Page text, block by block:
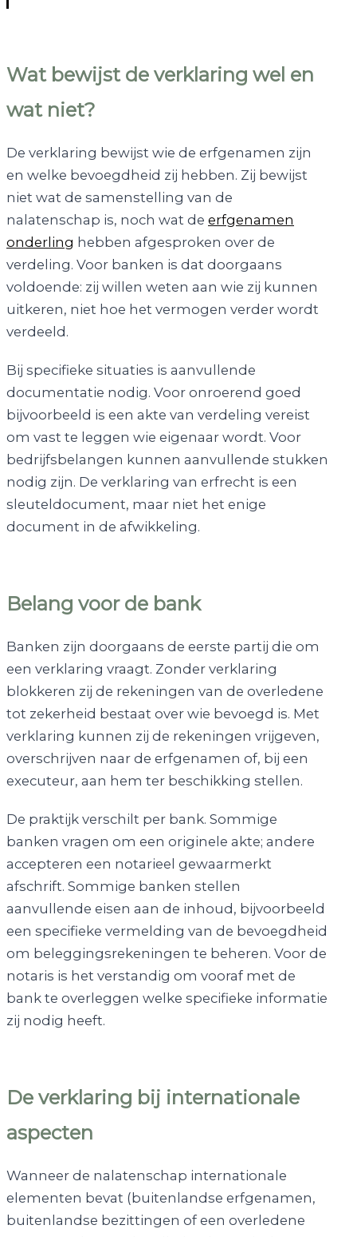
Wat bewijst de verklaring wel en
wat niet?
De verklaring bewijst wie de erfgenamen zijn
en welke bevoegdheid zij hebben. Zij bewijst
niet wat de samenstelling van de
nalatenschap is, noch wat de erfgenamen
onderling hebben afgesproken over de
verdeling. Voor banken is dat doorgaans
voldoende: zij willen weten aan wie zij kunnen
uitkeren, niet hoe het vermogen verder wordt
verdeeld.
Bij specifieke situaties is aanvullende
documentatie nodig. Voor onroerend goed
bijvoorbeeld is een akte van verdeling vereist
om vast te leggen wie eigenaar wordt. Voor
bedrijfsbelangen kunnen aanvullende stukken
nodig zijn. De verklaring van erfrecht is een
sleuteldocument, maar niet het enige
document in de afwikkeling.
Belang voor de bank
Banken zijn doorgaans de eerste partij die om
een verklaring vraagt. Zonder verklaring
blokkeren zij de rekeningen van de overledene
tot zekerheid bestaat over wie bevoegd is. Met
verklaring kunnen zij de rekeningen vrijgeven,
overschrijven naar de erfgenamen of, bij een
executeur, aan hem ter beschikking stellen.
De praktijk verschilt per bank. Sommige
banken vragen om een originele akte; andere
accepteren een notarieel gewaarmerkt
afschrift. Sommige banken stellen
aanvullende eisen aan de inhoud, bijvoorbeeld
een specifieke vermelding van de bevoegdheid
om beleggingsrekeningen te beheren. Voor de
notaris is het verstandig om vooraf met de
bank te overleggen welke specifieke informatie
zij nodig heeft.
De verklaring bij internationale
aspecten
Wanneer de nalatenschap internationale
elementen bevat (buitenlandse erfgenamen,
buitenlandse bezittingen of een overledene